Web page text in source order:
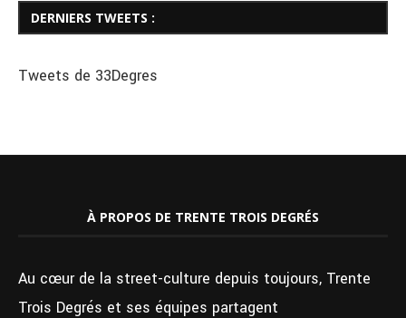
DERNIERS TWEETS :
Tweets de 33Degres
À PROPOS DE TRENTE TROIS DEGRÉS
Au cœur de la street-culture depuis toujours, Trente
Trois Degrés et ses équipes partagent